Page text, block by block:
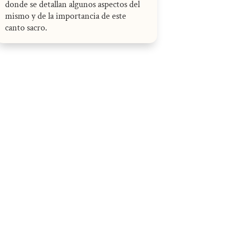
donde se detallan algunos aspectos del
mismo y de la importancia de este
canto sacro.